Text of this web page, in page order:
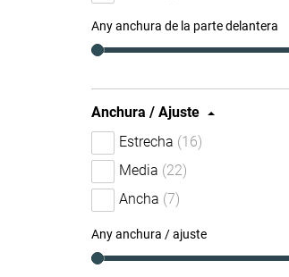
Any anchura de la parte delantera
Anchura / Ajuste
Estrecha (16)
Media (22)
Ancha (7)
Any anchura / ajuste